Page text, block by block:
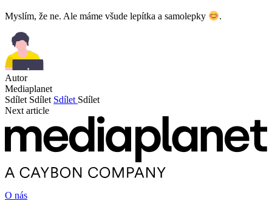
Myslím, že ne. Ale máme všude lepítka a samolepky .
Autor
Mediaplanet
Sdílet Sdílet Sdílet Sdílet
Next article
O nás